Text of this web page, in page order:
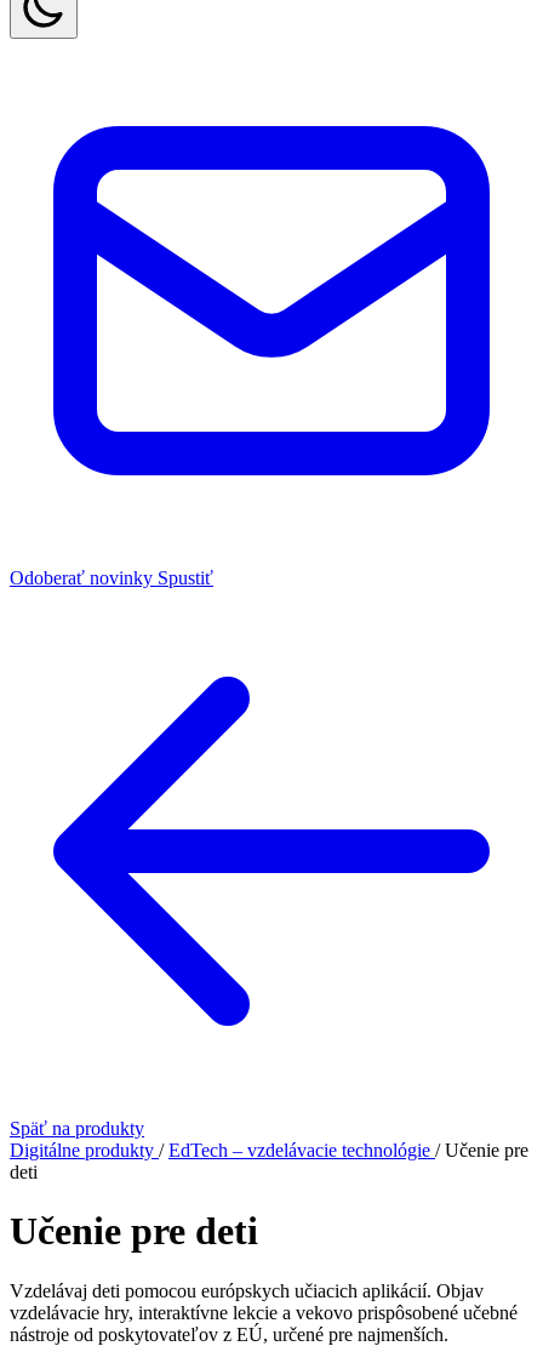
Odoberať novinky Spustiť
Späť na produkty
Digitálne produkty / EdTech – vzdelávacie technológie / Učenie pre
deti
Učenie pre deti
Vzdelávaj deti pomocou európskych učiacich aplikácií. Objav
vzdelávacie hry, interaktívne lekcie a vekovo prispôsobené učebné
nástroje od poskytovateľov z EÚ, určené pre najmenších.